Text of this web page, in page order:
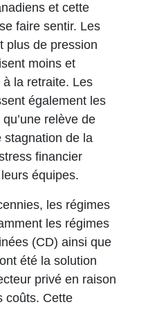
et cette
faire sentir. Les
plus de pression
moins et
la retraite. Les
également les
relève de
stagnation de la
financier
équipes.
les régimes
les régimes
(CD) ainsi que
été la solution
privé en raison
coûts. Cette